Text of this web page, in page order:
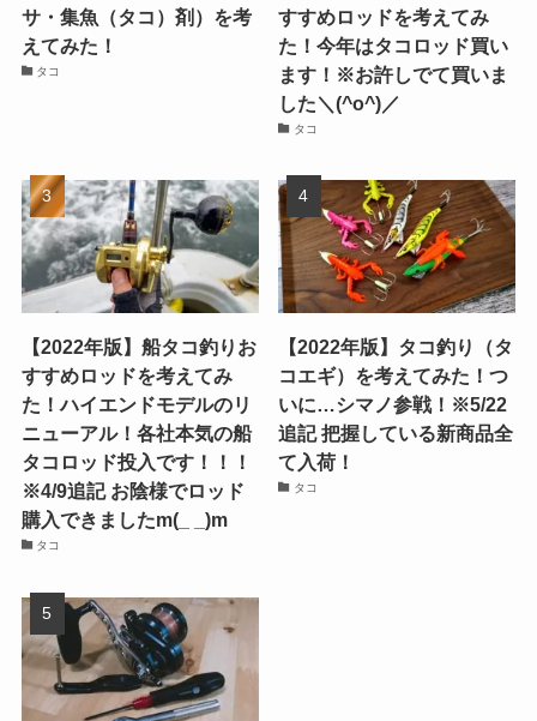
サ・集魚（タコ）剤）を考
えてみた！
タコ
すすめロッドを考えてみ
た！今年はタコロッド買い
ます！※お許しでて買いま
した＼(^o^)／
タコ
【2022年版】船タコ釣りお
すすめロッドを考えてみ
た！ハイエンドモデルのリ
ニューアル！各社本気の船
タコロッド投入です！！！
※4/9追記 お陰様でロッド
購入できましたm(_ _)m
タコ
【2022年版】タコ釣り（タ
コエギ）を考えてみた！つ
いに…シマノ参戦！※5/22
追記 把握している新商品全
て入荷！
タコ